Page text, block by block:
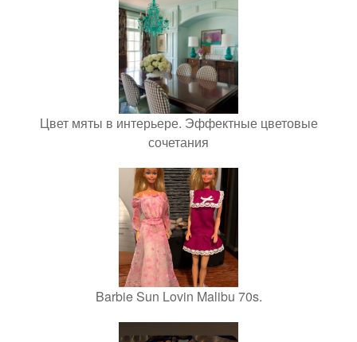
Цвет мяты в интерьере. Эффектные цветовые
сочетания
Barbie Sun Lovin Malibu 70s.